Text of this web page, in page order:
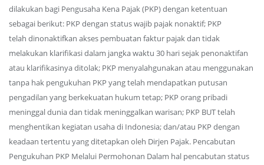
dilakukan bagi Pengusaha Kena Pajak (PKP) dengan ketentuan
sebagai berikut: PKP dengan status wajib pajak nonaktif; PKP
telah dinonaktifkan akses pembuatan faktur pajak dan tidak
melakukan klarifikasi dalam jangka waktu 30 hari sejak penonaktifan
atau klarifikasinya ditolak; PKP menyalahgunakan atau menggunakan
tanpa hak pengukuhan PKP yang telah mendapatkan putusan
pengadilan yang berkekuatan hukum tetap; PKP orang pribadi
meninggal dunia dan tidak meninggalkan warisan; PKP BUT telah
menghentikan kegiatan usaha di Indonesia; dan/atau PKP dengan
keadaan tertentu yang ditetapkan oleh Dirjen Pajak. Pencabutan
Pengukuhan PKP Melalui Permohonan Dalam hal pencabutan status